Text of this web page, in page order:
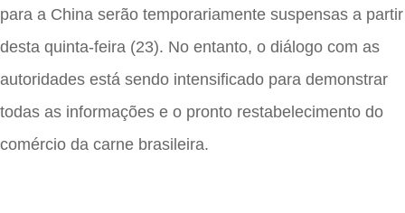
para a China serão temporariamente suspensas a partir
desta quinta-feira (23). No entanto, o diálogo com as
autoridades está sendo intensificado para demonstrar
todas as informações e o pronto restabelecimento do
comércio da carne brasileira.